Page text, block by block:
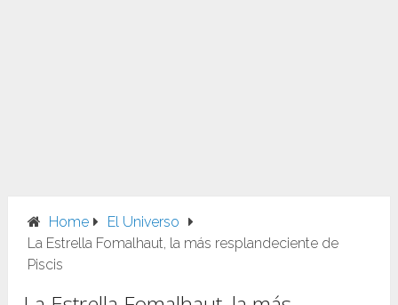
Home
El Universo
La Estrella Fomalhaut, la más resplandeciente de
Piscis